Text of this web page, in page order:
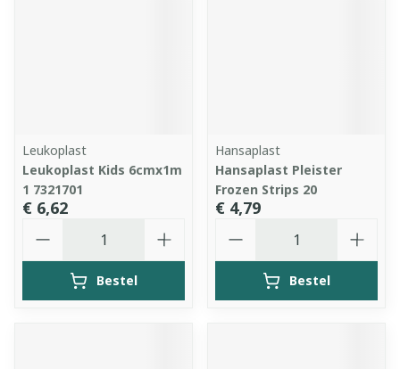
Leukoplast
Leukoplast Kids 6cmx1m
1 7321701
€ 6,62
Bestel
Hansaplast
Hansaplast Pleister
Frozen Strips 20
€ 4,79
Bestel